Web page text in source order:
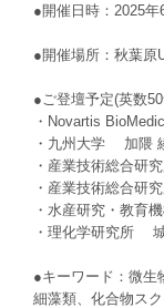
●開催日時：2025
●開催場所：秋葉原
●ご登壇予定(英数
・Novartis
・九州大学 加隈
・産業技術総合研
・産業技術総合研
・水産研究・教育
・理化学研究所
●キーワード：微生
細藻類、化合物ス